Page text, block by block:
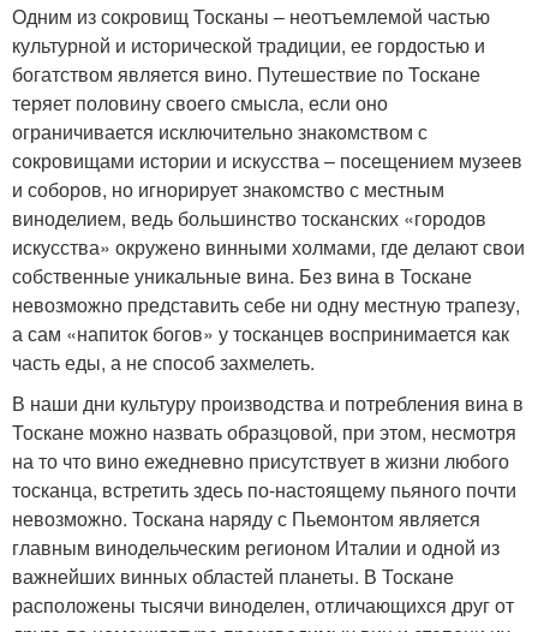
Одним из сокровищ Тосканы – неотъемлемой частью
культурной и исторической традиции, ее гордостью и
богатством является вино. Путешествие по Тоскане
теряет половину своего смысла, если оно
ограничивается исключительно знакомством с
сокровищами истории и искусства – посещением музеев
и соборов, но игнорирует знакомство с местным
виноделием, ведь большинство тосканских «городов
искусства» окружено винными холмами, где делают свои
собственные уникальные вина. Без вина в Тоскане
невозможно представить себе ни одну местную трапезу,
а сам «напиток богов» у тосканцев воспринимается как
часть еды, а не способ захмелеть.
В наши дни культуру производства и потребления вина в
Тоскане можно назвать образцовой, при этом, несмотря
на то что вино ежедневно присутствует в жизни любого
тосканца, встретить здесь по-настоящему пьяного почти
невозможно. Тоскана наряду с Пьемонтом является
главным винодельческим регионом Италии и одной из
важнейших винных областей планеты. В Тоскане
расположены тысячи виноделен, отличающихся друг от